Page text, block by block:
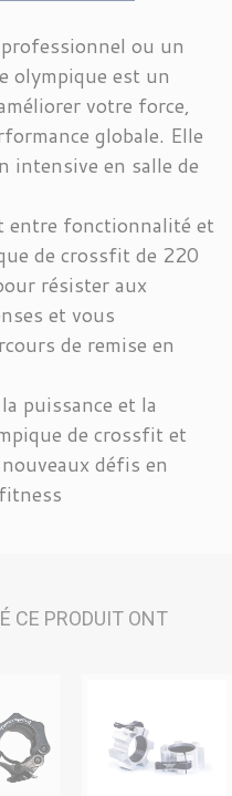
ou un
olympique est un
votre force,
globale. Elle
intensive en salle de
fonctionnalité et
de crossfit de 220
résister aux
et vous
de remise en
puissance et la
de crossfit et
défis en
CE PRODUIT ONT